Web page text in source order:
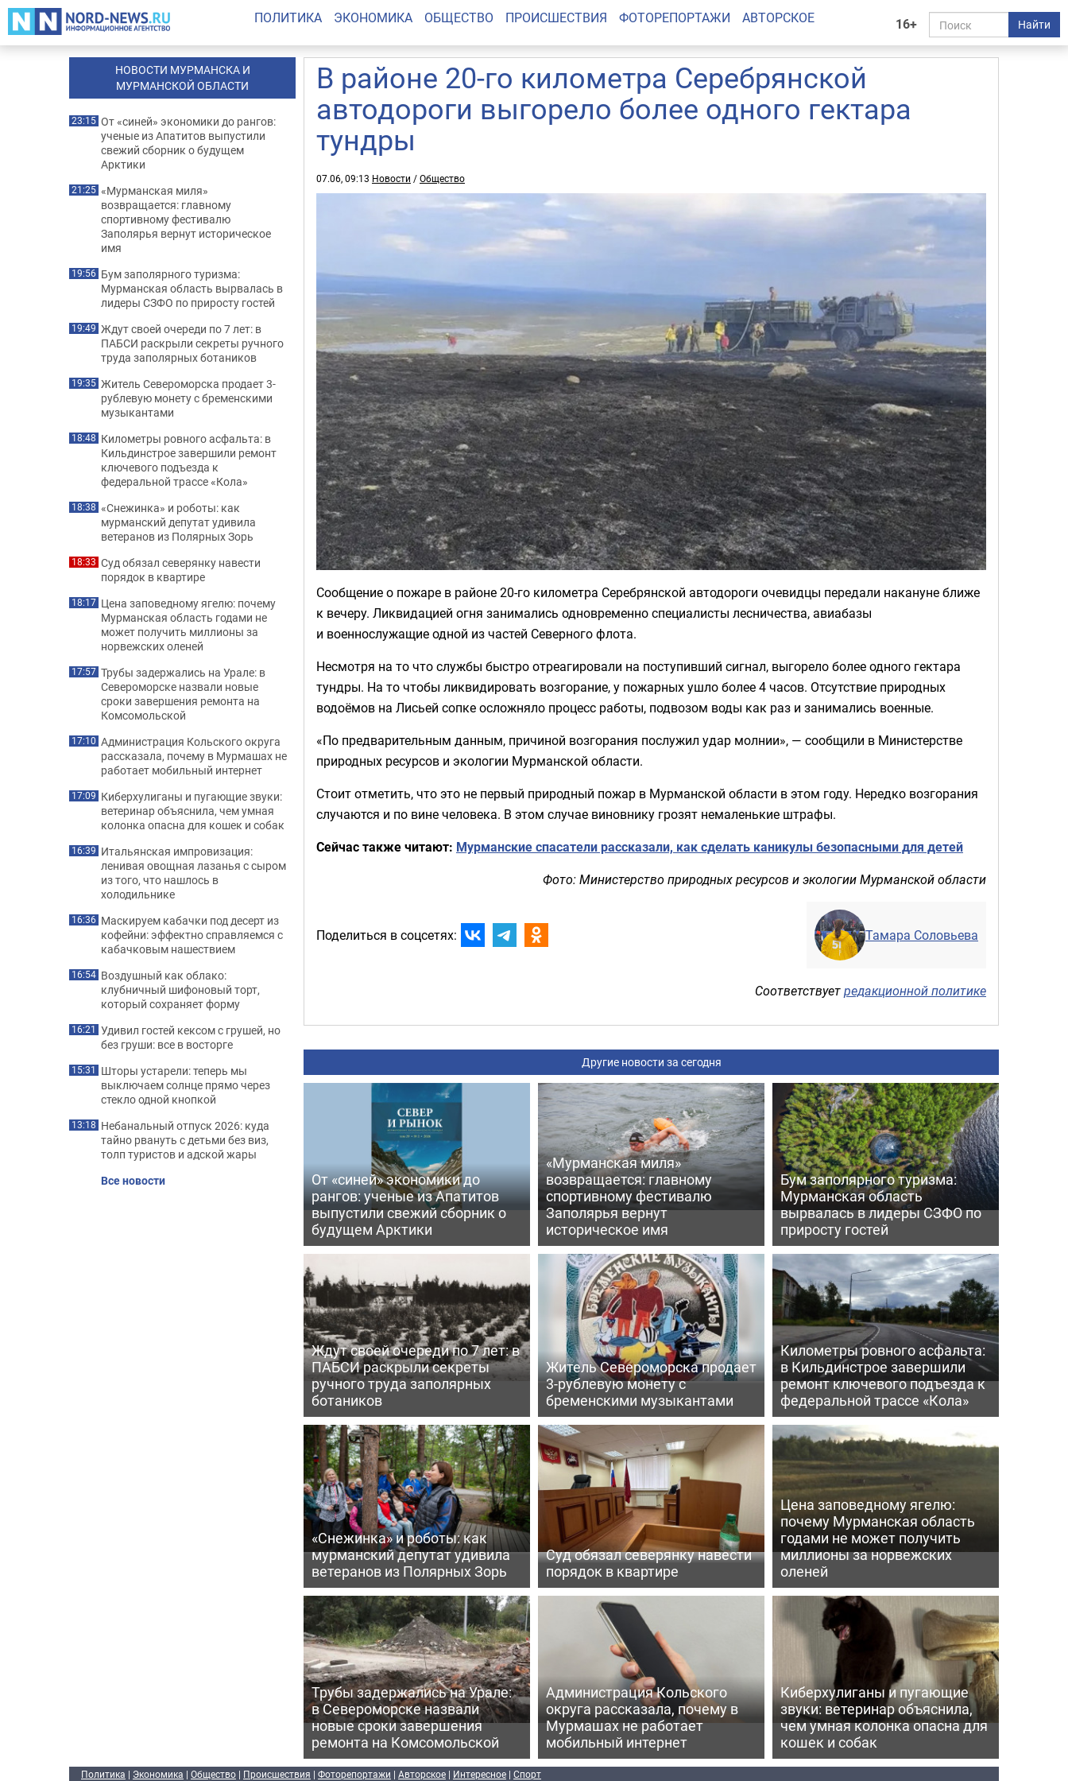
16+ Найти
ПОЛИТИКА ЭКОНОМИКА ОБЩЕСТВО ПРОИСШЕСТВИЯ ФОТОРЕПОРТАЖИ АВТОРСКОЕ
В районе 20-го километра Серебрянской
автодороги выгорело более одного гектара
тундры
07.06, 09:13 Новости /Общество
Сообщение о пожаре в районе 20-го километра Серебрянской автодороги очевидцы передали накануне ближе
к вечеру. Ликвидацией огня занимались одновременно специалисты лесничества, авиабазы
и военнослужащие одной из частей Северного флота.
Несмотря на то что службы быстро отреагировали на поступивший сигнал, выгорело более одного гектара
тундры. На то чтобы ликвидировать возгорание, у пожарных ушло более 4 часов. Отсутствие природных
водоёмов на Лисьей сопке осложняло процесс работы, подвозом воды как раз и занимались военные.
«По предварительным данным, причиной возгорания послужил удар молнии», — сообщили в Министерстве
природных ресурсов и экологии Мурманской области.
Стоит отметить, что это не первый природный пожар в Мурманской области в этом году. Нередко возгорания
случаются и по вине человека. В этом случае виновнику грозят немаленькие штрафы.
Сейчас также читают: Мурманские спасатели рассказали, как сделать каникулы безопасными для детей
Фото: Министерство природных ресурсов и экологии Мурманской области
Поделиться в соцсетях: Тамара Соловьева
Соответствуетредакционной политике
Другие новости за сегодня
От «синей» экономики до
рангов: ученые из Апатитов
выпустили свежий сборник о
будущем Арктики
«Мурманская миля»
возвращается: главному
спортивному фестивалю
Заполярья вернут
историческое имя
Бум заполярного туризма:
Мурманская область
вырвалась в лидеры СЗФО по
приросту гостей
Ждут своей очереди по 7 лет: в
ПАБСИ раскрыли секреты
ручного труда заполярных
ботаников
Житель Североморска продает
3-рублевую монету с
бременскими музыкантами
Километры ровного асфальта:
в Кильдинстрое завершили
ремонт ключевого подъезда к
федеральной трассе «Кола»
«Снежинка» и роботы: как
мурманский депутат удивила
ветеранов из Полярных Зорь
Суд обязал северянку навести
порядок в квартире
Цена заповедному ягелю:
почему Мурманская область
годами не может получить
миллионы за норвежских
оленей
Трубы задержались на Урале:
в Североморске назвали
новые сроки завершения
ремонта на Комсомольской
Администрация Кольского
округа рассказала, почему в
Мурмашах не работает
мобильный интернет
Киберхулиганы и пугающие
звуки: ветеринар объяснила,
чем умная колонка опасна для
кошек и собак
НОВОСТИ МУРМАНСКА И
МУРМАНСКОЙ ОБЛАСТИ
23:15 От «синей» экономики до рангов:
ученые из Апатитов выпустили
свежий сборник о будущем
Арктики
21:25 «Мурманская миля»
возвращается: главному
спортивному фестивалю
Заполярья вернут историческое
имя
19:56 Бум заполярного туризма:
Мурманская область вырвалась в
лидеры СЗФО по приросту гостей
19:49 Ждут своей очереди по 7 лет: в
ПАБСИ раскрыли секреты ручного
труда заполярных ботаников
19:35 Житель Североморска продает 3-
рублевую монету с бременскими
музыкантами
18:48 Километры ровного асфальта: в
Кильдинстрое завершили ремонт
ключевого подъезда к
федеральной трассе «Кола»
18:38 «Снежинка» и роботы: как
мурманский депутат удивила
ветеранов из Полярных Зорь
18:33 Суд обязал северянку навести
порядок в квартире
18:17 Цена заповедному ягелю: почему
Мурманская область годами не
может получить миллионы за
норвежских оленей
17:57 Трубы задержались на Урале: в
Североморске назвали новые
сроки завершения ремонта на
Комсомольской
17:10 Администрация Кольского округа
рассказала, почему в Мурмашах не
работает мобильный интернет
17:09 Киберхулиганы и пугающие звуки:
ветеринар объяснила, чем умная
колонка опасна для кошек и собак
16:39 Итальянская импровизация:
ленивая овощная лазанья с сыром
из того, что нашлось в
холодильнике
16:36 Маскируем кабачки под десерт из
кофейни: эффектно справляемся с
кабачковым нашествием
16:54 Воздушный как облако:
клубничный шифоновый торт,
который сохраняет форму
16:21 Удивил гостей кексом с грушей, но
без груши: все в восторге
15:31 Шторы устарели: теперь мы
выключаем солнце прямо через
стекло одной кнопкой
13:18 Небанальный отпуск 2026: куда
тайно рвануть с детьми без виз,
толп туристов и адской жары
Все новости
Политика | Экономика | Общество | Происшествия | Фоторепортажи | Авторское | Интересное | Спорт